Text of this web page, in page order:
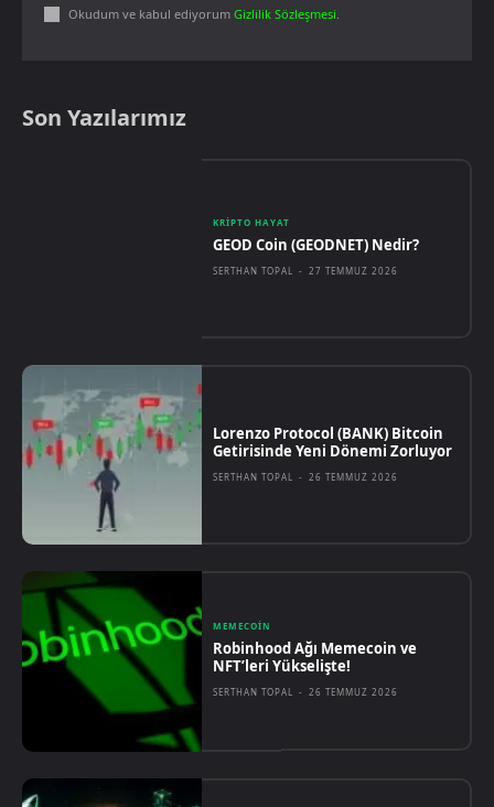
Okudum ve kabul ediyorum Gizlilik Sözleşmesi.
Son Yazılarımız
KRIPTO HAYAT
GEOD Coin (GEODNET) Nedir?
SERTHAN TOPAL - 27 TEMMUZ 2026
Lorenzo Protocol (BANK) Bitcoin
Getirisinde Yeni Dönemi Zorluyor
SERTHAN TOPAL - 26 TEMMUZ 2026
MEMECOIN
Robinhood Ağı Memecoin ve
NFT’leri Yükselişte!
SERTHAN TOPAL - 26 TEMMUZ 2026